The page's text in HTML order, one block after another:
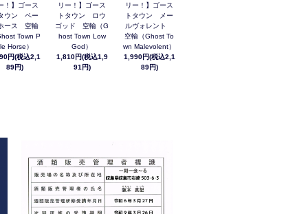
！】ゴース
ウン ペー
ース 空輸
Town P
Horse）
円(税込2,1
89円)
リー！】ゴース
トタウン ロウ
ゴッド 空輸（G
host Town Low
God）
1,810円(税込1,9
91円)
リー！】ゴース
トタウン メー
ルヴォレント
空輸（Ghost To
wn Malevolent）
1,990円(税込2,1
89円)